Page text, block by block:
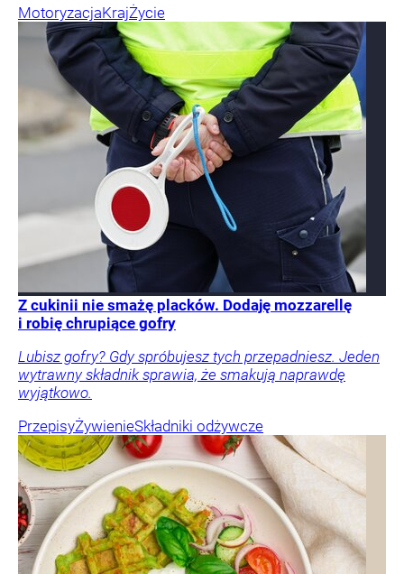
MotoryzacjaKrajŻycie
Z cukinii nie smażę placków. Dodaję mozzarellę
i robię chrupiące gofry
Lubisz gofry? Gdy spróbujesz tych przepadniesz. Jeden
wytrawny składnik sprawia, że smakują naprawdę
wyjątkowo.
PrzepisyŻywienieSkładniki odżywcze